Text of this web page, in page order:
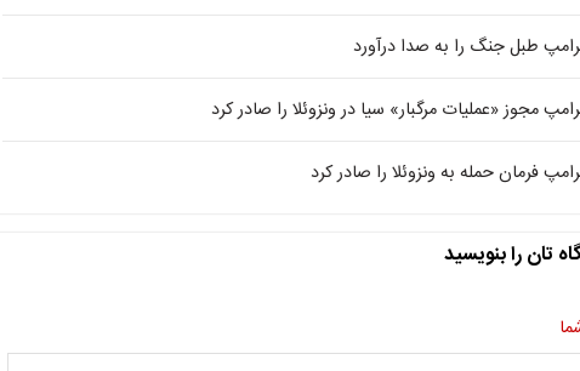
طبل جنگ را به صدا درآورد
مجوز «عملیات مرگبار» سیا در ونزوئلا را صادر کرد
فرمان حمله به ونزوئلا را صادر کرد
تان را بنویسید